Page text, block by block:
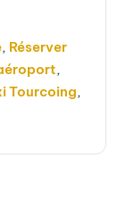
, Réserver
,
Tourcoing,